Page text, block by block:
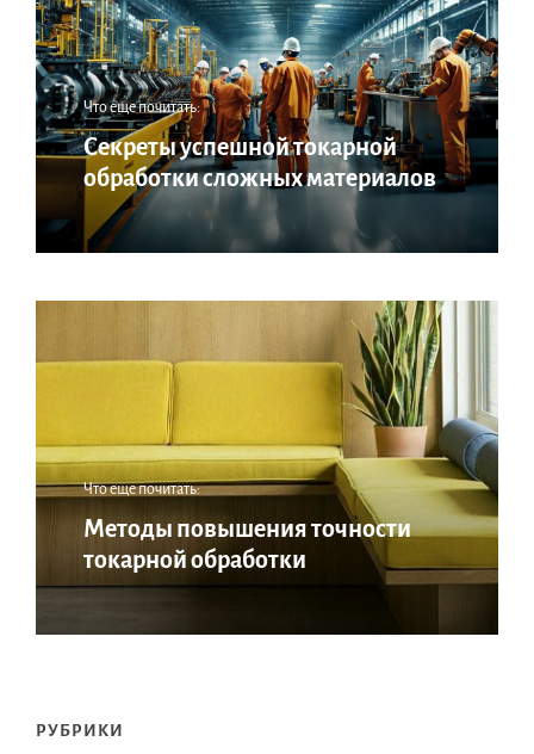
Что еще почитать:
Секреты успешной токарной
обработки сложных материалов
Что еще почитать:
Методы повышения точности
токарной обработки
РУБРИКИ